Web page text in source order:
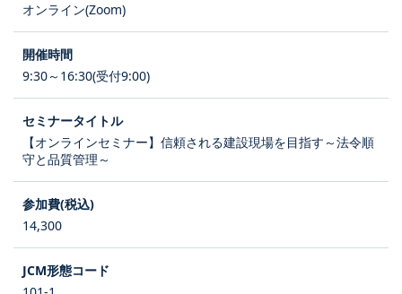
オンライン(Zoom)
9:30～16:30(受付9:00)
【オンラインセミナー】信頼される建設現場を目指す～法令順
守と品質管理～
14,300